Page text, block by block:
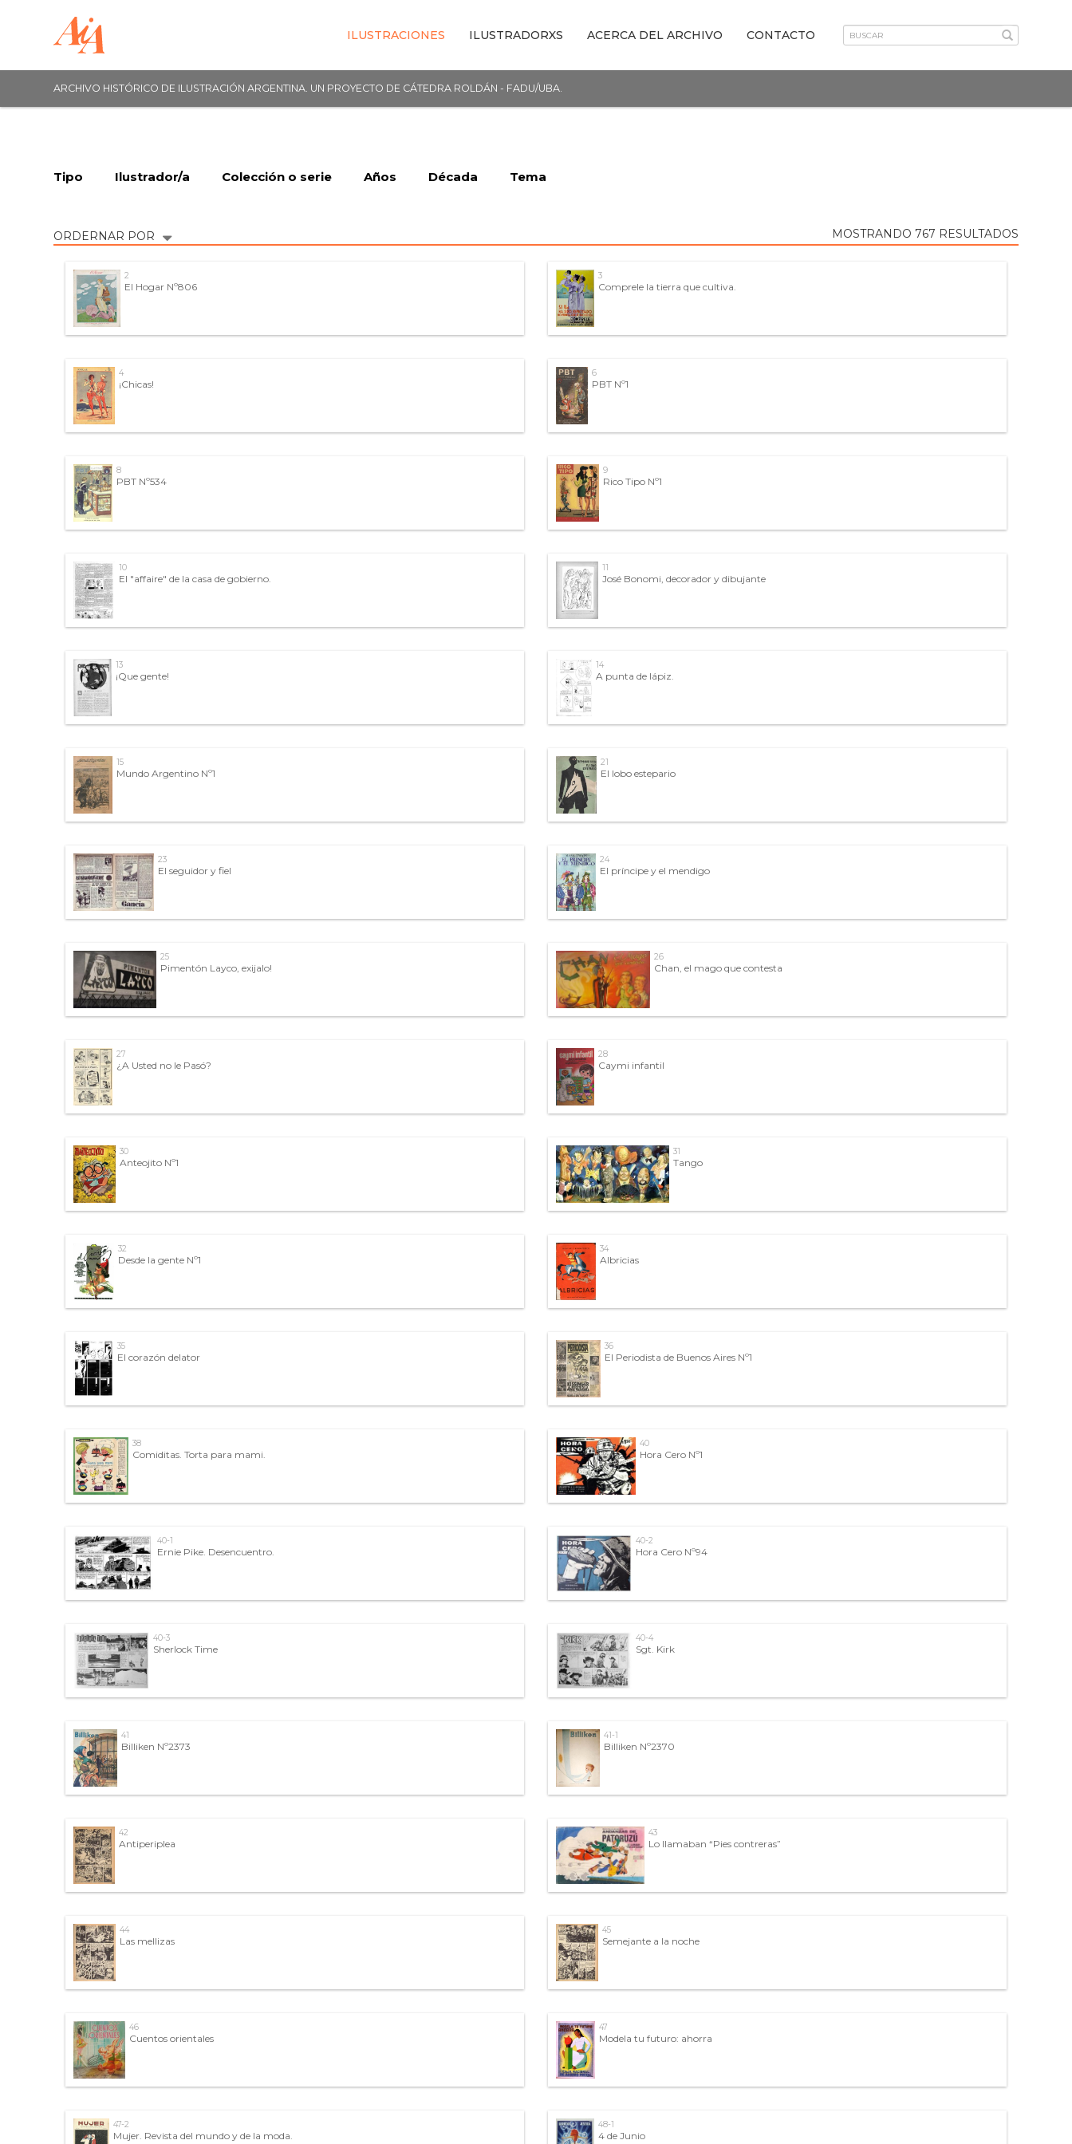
ILUSTRACIONES ILUSTRADORXS ACERCA DEL ARCHIVO CONTACTO
ARCHIVO HISTÓRICO DE ILUSTRACIÓN ARGENTINA. UN PROYECTO DE CÁTEDRA ROLDÁN - FADU/UBA.
Tipo Ilustrador/a Colección o serie Años Década Tema
ORDERNAR POR MOSTRANDO 767 RESULTADOS
2
El Hogar Nº806
3
Comprele la tierra que cultiva.
4
¡Chicas!
6
PBT Nº1
8
PBT Nº534
9
Rico Tipo Nº1
10
El "affaire" de la casa de gobierno.
11
José Bonomi, decorador y dibujante
13
¡Que gente!
14
A punta de lápiz.
15
Mundo Argentino Nº1
21
El lobo estepario
23
El seguidor y fiel
24
El príncipe y el mendigo
25
Pimentón Layco, exijalo!
26
Chan, el mago que contesta
27
¿A Usted no le Pasó?
28
Caymi infantil
30
Anteojito Nº1
31
Tango
32
Desde la gente Nº1
34
Albricias
35
El corazón delator
36
El Periodista de Buenos Aires Nº1
38
Comiditas. Torta para mami.
40
Hora Cero Nº1
40-1
Ernie Pike. Desencuentro.
40-2
Hora Cero Nº94
40-3
Sherlock Time
40-4
Sgt. Kirk
41
Billiken Nº2373
41-1
Billiken Nº2370
42
Antiperiplea
43
Lo llamaban “Pies contreras”
44
Las mellizas
45
Semejante a la noche
46
Cuentos orientales
47
Modela tu futuro: ahorra
47-2
Mujer. Revista del mundo y de la moda.
48-1
4 de Junio